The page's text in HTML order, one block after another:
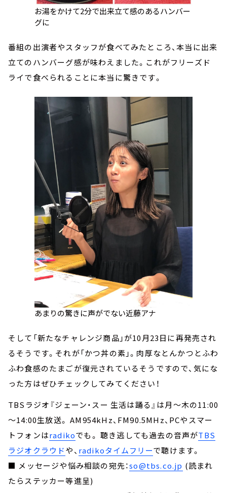
お湯をかけて2分で出来立て感のあるハンバー
グに
番組の出演者やスタッフが食べてみたところ、本当に出来
立てのハンバーグ感が味わえました。これがフリーズド
ライで食べられることに本当に驚きです。
あまりの驚きに声がでない近藤アナ
そして「新たなチャレンジ商品」が10月23日に再発売され
るそうです。それが「かつ丼の素」。肉厚なとんかつとふわ
ふわ食感のたまごが復元されているそうですので、気にな
った方はぜひチェックしてみてください！
TBSラジオ『ジェーン・スー 生活は踊る』は月～木の11:00
～14:00生放送。 AM954kHz、FM90.5MHz、PCやスマー
トフォンはradikoでも。 聴き逃しても過去の音声がTBS
ラジオクラウドや、 radikoタイムフリーで聴けます。
■ メッセージや悩み相談の宛先：so@tbs.co.jp (読まれ
たらステッカー等進呈)